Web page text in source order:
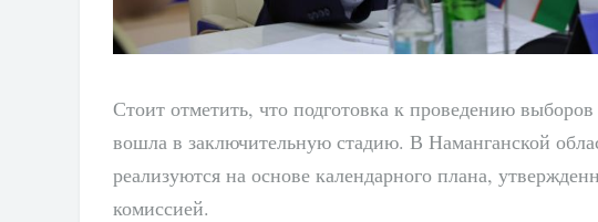
Стоит отметить, что подготовка к проведению
вошла в заключительную стадию. В Наманганской
реализуются на основе календарного плана,
комиссией.